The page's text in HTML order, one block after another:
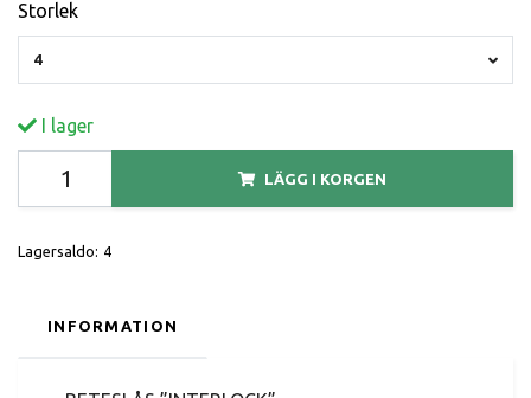
Storlek
4
I lager
LÄGG I KORGEN
Lagersaldo: 4
INFORMATION